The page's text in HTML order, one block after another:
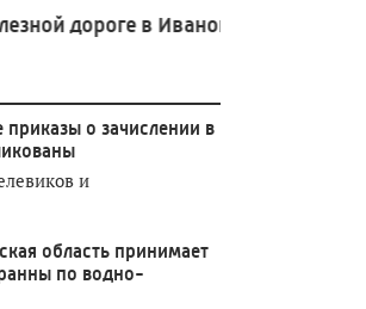
в Ивановской области
приказы о зачислении в
и
область принимает
по водно-